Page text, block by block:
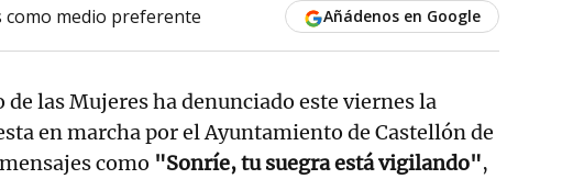
como medio preferente Añádenos en Google
las Mujeres ha denunciado este viernes la
en marcha por el Ayuntamiento de Castellón de
como "Sonríe, tu suegra está vigilando",